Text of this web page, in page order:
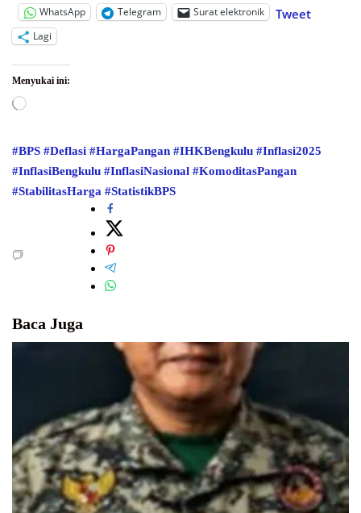
WhatsApp Telegram Surat elektronik Tweet
Lagi
Menyukai ini:
Memuat...
#BPS #Deflasi #HargaPangan #IHKBengkulu #Inflasi2025
#InflasiBengkulu #InflasiNasional #KomoditasPangan
#StabilitasHarga #StatistikBPS
Baca Juga